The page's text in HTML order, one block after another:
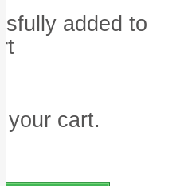
added to
your cart.